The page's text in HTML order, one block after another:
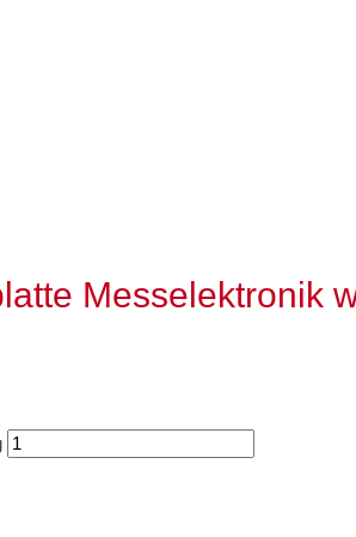
Messelektronik